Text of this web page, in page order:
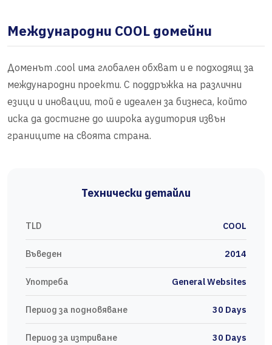
Международни COOL домейни
Доменът .cool има глобален обхват и е подходящ за
международни проекти. С поддръжка на различни
езици и иновации, той е идеален за бизнеса, който
иска да достигне до широка аудитория извън
границите на своята страна.
Технически детайли
TLD COOL
Въведен 2014
Употреба General Websites
Период за подновяване 30 Days
Период за изтриване 30 Days